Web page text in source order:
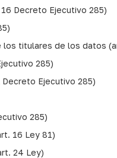
Decreto Ejecutivo 285)
titulares de los datos
285)
Decreto Ejecutivo 285)
285)
16 Ley 81)
24 Ley)